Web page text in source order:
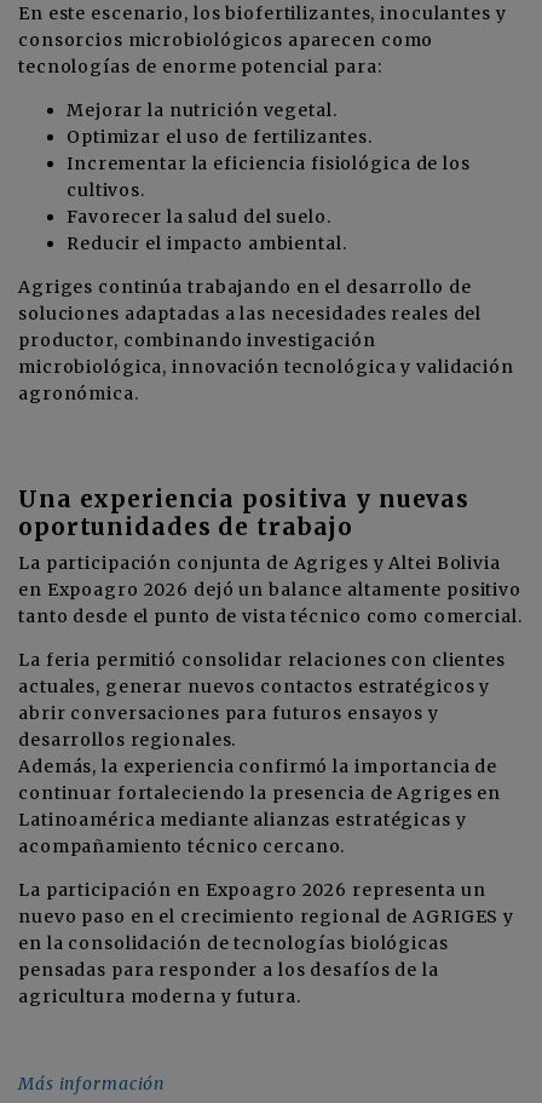
En este escenario, los biofertilizantes, inoculantes y
consorcios microbiológicos aparecen como
tecnologías de enorme potencial para:
Mejorar la nutrición vegetal.
Optimizar el uso de fertilizantes.
Incrementar la eficiencia fisiológica de los
cultivos.
Favorecer la salud del suelo.
Reducir el impacto ambiental.
Agriges continúa trabajando en el desarrollo de
soluciones adaptadas a las necesidades reales del
productor, combinando investigación
microbiológica, innovación tecnológica y validación
agronómica.
Una experiencia positiva y nuevas
oportunidades de trabajo
La participación conjunta de Agriges y Altei Bolivia
en Expoagro 2026 dejó un balance altamente positivo
tanto desde el punto de vista técnico como comercial.
La feria permitió consolidar relaciones con clientes
actuales, generar nuevos contactos estratégicos y
abrir conversaciones para futuros ensayos y
desarrollos regionales.
Además, la experiencia confirmó la importancia de
continuar fortaleciendo la presencia de Agriges en
Latinoamérica mediante alianzas estratégicas y
acompañamiento técnico cercano.
La participación en Expoagro 2026 representa un
nuevo paso en el crecimiento regional de AGRIGES y
en la consolidación de tecnologías biológicas
pensadas para responder a los desafíos de la
agricultura moderna y futura.
Más información